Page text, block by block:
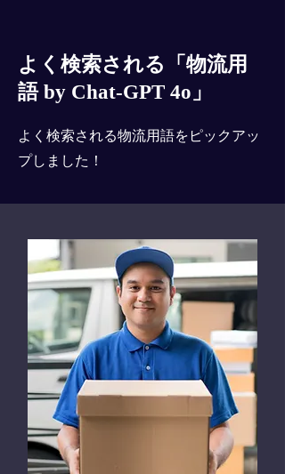
よく検索される「物流用
語 by Chat-GPT 4o」
よく検索される物流用語をピックアッ
プしました！